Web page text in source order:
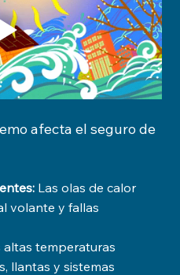
afecta el seguro de
Las olas de calor
volante y fallas
altas temperaturas
llantas y sistemas